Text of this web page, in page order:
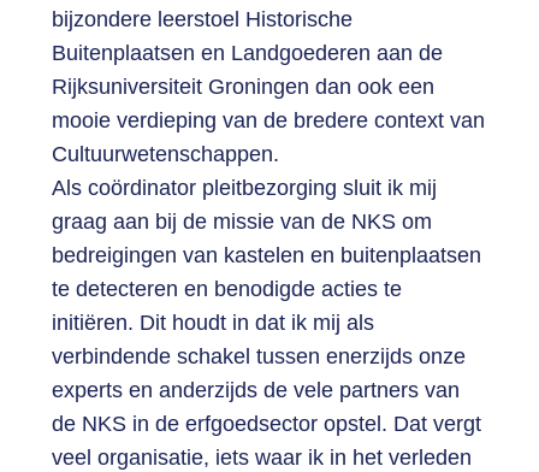
bijzondere leerstoel Historische
Buitenplaatsen en Landgoederen aan de
Rijksuniversiteit Groningen dan ook een
mooie verdieping van de bredere context van
Cultuurwetenschappen.
Als coördinator pleitbezorging sluit ik mij
graag aan bij de missie van de NKS om
bedreigingen van kastelen en buitenplaatsen
te detecteren en benodigde acties te
initiëren. Dit houdt in dat ik mij als
verbindende schakel tussen enerzijds onze
experts en anderzijds de vele partners van
de NKS in de erfgoedsector opstel. Dat vergt
veel organisatie, iets waar ik in het verleden